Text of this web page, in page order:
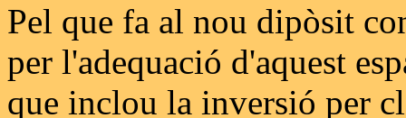
Pel que fa al nou dipòsit
per l'adequació d'aquest
que inclou la inversió per